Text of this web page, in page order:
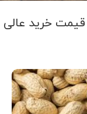
قیمت خرید عالی